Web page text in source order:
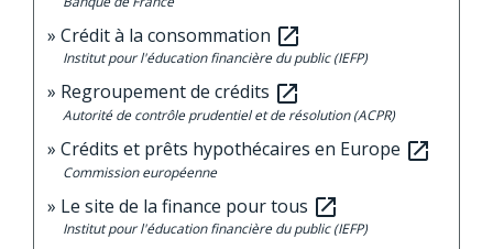
Crédit à la consommation open_in_new
Institut pour l'éducation financière du public (IEFP)
Regroupement de crédits open_in_new
Autorité de contrôle prudentiel et de résolution (ACPR)
Crédits et prêts hypothécaires en Europe open_in_new
Commission européenne
Le site de la finance pour tous open_in_new
Institut pour l'éducation financière du public (IEFP)